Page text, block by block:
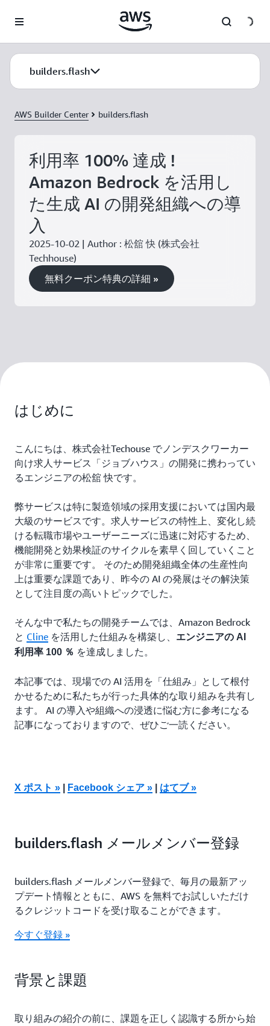
builders.flash
AWS Builder Center builders.flash
利用率 100% 達成 !
Amazon Bedrock を活用し
た生成 AI の開発組織への導
入
2025-10-02 | Author : 松舘 快 (株式会社
Techhouse)
無料クーポン特典の詳細 »
はじめに
こんにちは、株式会社Techouse でノンデスクワーカー
向け求人サービス「ジョブハウス」の開発に携わってい
るエンジニアの松舘 快です。
弊サービスは特に製造領域の採用支援においては国内最
大級のサービスです。求人サービスの特性上、変化し続
ける転職市場やユーザーニーズに迅速に対応するため、
機能開発と効果検証のサイクルを素早く回していくこと
が非常に重要です。 そのため開発組織全体の生産性向
上は重要な課題であり、昨今の AI の発展はその解決策
として注目度の高いトピックでした。
そんな中で私たちの開発チームでは、Amazon Bedrock
と Cline を活用した仕組みを構築し、
エンジニアの AI
利用率 100 ％ を達成しました。
本記事では、現場での AI 活用を「仕組み」として根付
かせるために私たちが行った具体的な取り組みを共有し
ます。 AI の導入や組織への浸透に悩む方に参考になる
記事になっておりますので、ぜひご一読ください。
X ポスト » Facebook シェア » はてブ »
builders.flash メールメンバー登録
builders.flash メールメンバー登録で、毎月の最新アッ
プデート情報とともに、AWS を無料でお試しいただけ
るクレジットコードを受け取ることができます。
今すぐ登録 »
背景と課題
取り組みの紹介の前に、課題を正しく認識する所から始